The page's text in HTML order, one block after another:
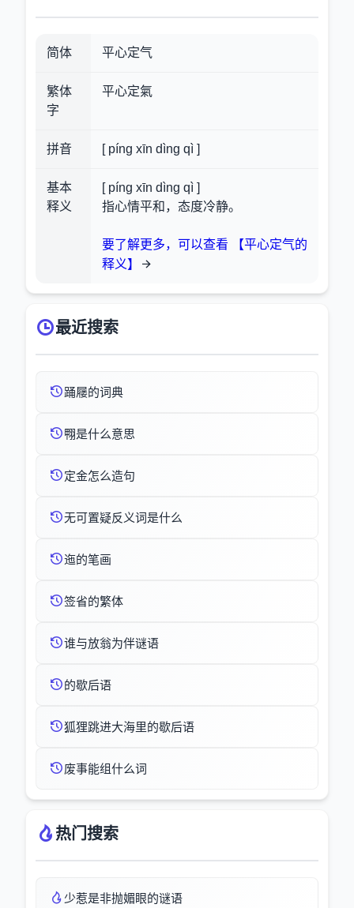
简体 平心定气
繁体
字
平心定氣
拼音 [ píng xīn dìng qì ]
基本
释义
[ píng xīn dìng qì ]
指心情平和，态度冷静。
要了解更多，可以查看 【平心定气的
释义】
最近搜索
踊屦的词典
翈是什么意思
定金怎么造句
无可置疑反义词是什么
迤的笔画
签省的繁体
谁与放翁为伴谜语
的歇后语
狐狸跳进大海里的歇后语
废事能组什么词
热门搜索
少惹是非抛媚眼的谜语